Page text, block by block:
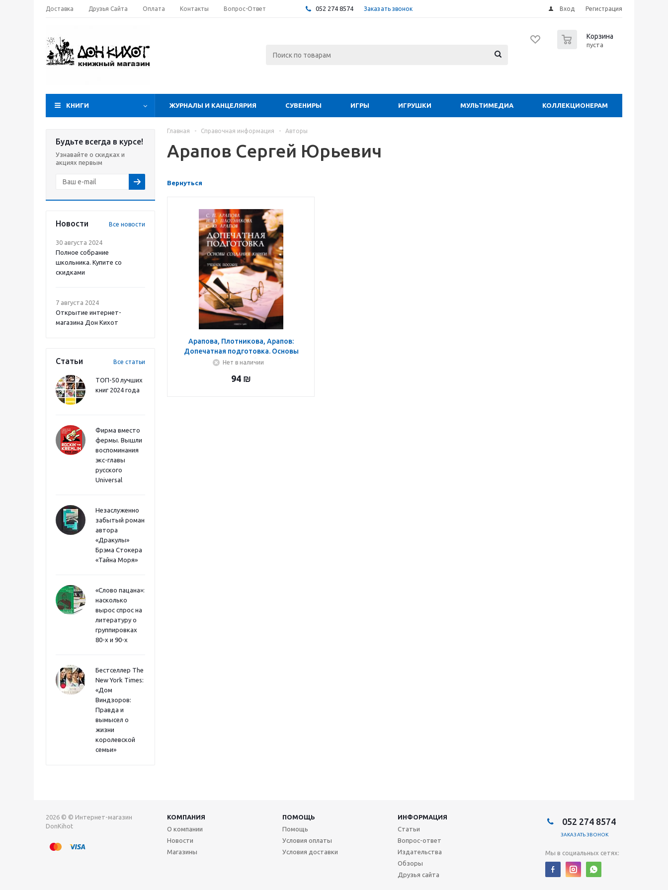
Доставка Друзья Сайта Оплата Контакты Вопрос-Ответ 052 274 8574 Заказать звонок Вход Регистрация
Корзина
пуста
КНИГИ ЖУРНАЛЫ И КАНЦЕЛЯРИЯ СУВЕНИРЫ ИГРЫ ИГРУШКИ МУЛЬТИМЕДИА КОЛЛЕКЦИОНЕРАМ
Будьте всегда в курсе!
Узнавайте о скидках и
акциях первым
Новости Все новости
30 августа 2024
Полное собрание
школьника. Купите со
скидками
7 августа 2024
Открытие интернет-
магазина Дон Кихот
Статьи Все статьи
ТОП-50 лучших
книг 2024 года
Фирма вместо
фермы. Вышли
воспоминания
экс-главы
русского
Universal
Незаслуженно
забытый роман
автора
«Дракулы»
Брэма Стокера
«Тайна Моря»
«Слово пацана»:
насколько
вырос спрос на
литературу о
группировках
80-х и 90-х
Бестселлер The
New York Times:
«Дом
Виндзоров:
Правда и
вымысел о
жизни
королевской
семьи»
Главная - Справочная информация - Авторы
Арапов Сергей Юрьевич
Вернуться
Арапова, Плотникова, Арапов:
Допечатная подготовка. Основы
создания книги. Учебное пособие
Нет в наличии
94 ₪
2026 © © Интернет-магазин
DonKihot
КОМПАНИЯ ПОМОЩЬ
ИНФОРМАЦИЯ
О компании
Новости
Магазины
Помощь
Условия оплаты
Условия доставки
Статьи
Вопрос-ответ
Издательства
Обзоры
Друзья сайта
052 274 8574
ЗАКАЗАТЬ ЗВОНОК
Мы в социальных сетях: